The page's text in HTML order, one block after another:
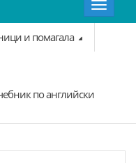
Toggle
и помагала
по английски